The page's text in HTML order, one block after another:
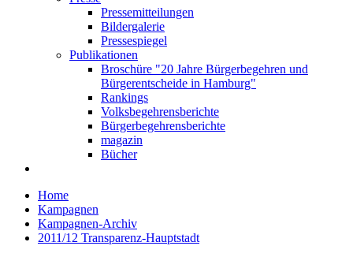
Pressemitteilungen
Bildergalerie
Pressespiegel
Publikationen
Broschüre "20 Jahre Bürgerbegehren und
Bürgerentscheide in Hamburg"
Rankings
Volksbegehrensberichte
Bürgerbegehrensberichte
magazin
Bücher
Home
Kampagnen
Kampagnen-Archiv
2011/12 Transparenz-Hauptstadt